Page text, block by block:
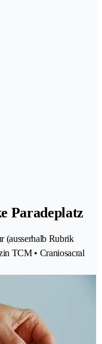
Paradeplatz
(ausserhalb Rubrik
TCM • Craniosacral